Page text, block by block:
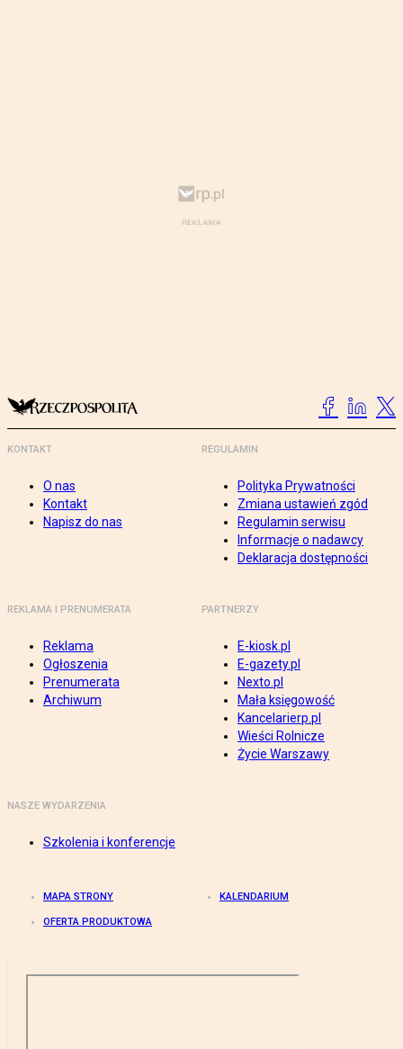
KONTAKT
O nas
Kontakt
Napisz do nas
REGULAMIN
Polityka Prywatności
Zmiana ustawień zgód
Regulamin serwisu
Informacje o nadawcy
Deklaracja dostępności
REKLAMA I PRENUMERATA
Reklama
Ogłoszenia
Prenumerata
Archiwum
PARTNERZY
E-kiosk.pl
E-gazety.pl
Nexto.pl
Mała księgowość
Kancelarierp.pl
Wieści Rolnicze
Życie Warszawy
NASZE WYDARZENIA
Szkolenia i konferencje
MAPA STRONY KALENDARIUM
OFERTA PRODUKTOWA